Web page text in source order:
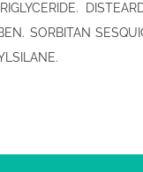
SORBITAN